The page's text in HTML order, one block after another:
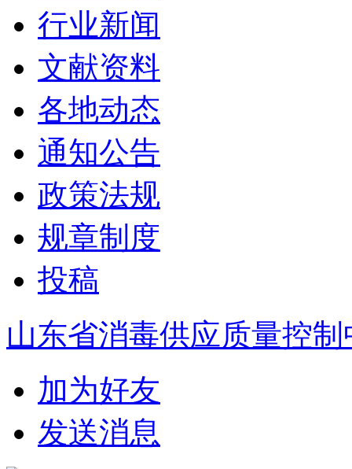
行业新闻
文献资料
各地动态
通知公告
政策法规
规章制度
投稿
山东省消毒供应质量控制
加为好友
发送消息